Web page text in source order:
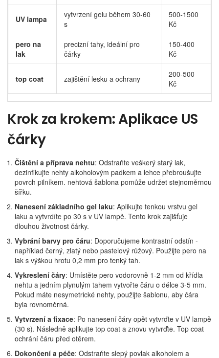
UV lampa
vytvrzení gelu během 30‑60
s
500‑1500
Kč
pero na
lak
precizní tahy, ideální pro
čárky
150‑400
Kč
top coat zajištění lesku a ochrany
200‑500
Kč
Krok za krokem: Aplikace US
čárky
Čištění a příprava nehtu: Odstraňte veškerý starý lak,
dezinfikujte nehty alkoholovým padkem a lehce přebroušujte
povrch pilníkem. nehtová šablona pomůže udržet stejnoměrnou
šířku.
Nanesení základního gel laku: Aplikujte tenkou vrstvu gel
laku a vytvrdíte po 30 s v UV lampě. Tento krok zajišťuje
dlouhou životnost čárky.
Vybrání barvy pro čáru: Doporučujeme kontrastní odstín -
například černý, zlatý nebo pastelový růžový. Použijte pero na
lak s výškou hrotu 0,2 mm pro tenký tah.
Vykreslení čáry: Umístěte pero vodorovně 1‑2 mm od křídla
nehtu a jedním plynulým tahem vytvořte čáru o délce 3‑5 mm.
Pokud máte nesymetrické nehty, použijte šablonu, aby čára
byla rovnoměrná.
Vytvrzení a fixace: Po nanesení čáry opět vytvrďte v UV lampě
(30 s). Následně aplikujte top coat a znovu vytvrďte. Top coat
ochrání čáru před otěrem.
Dokončení a péče: Odstraňte slepý povlak alkoholem a